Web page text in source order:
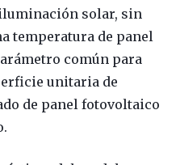
solar, sin
temperatura de panel
común para
unitaria de
de panel fotovoltaico